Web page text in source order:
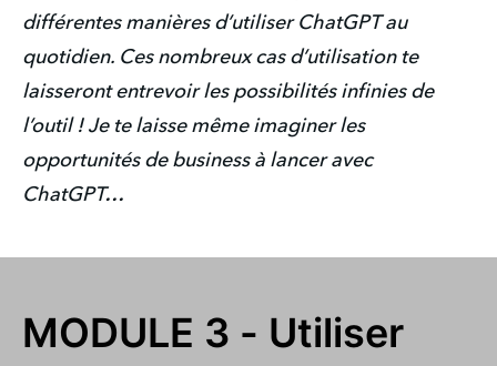
différentes manières d’utiliser ChatGPT au
quotidien. Ces nombreux cas d’utilisation te
laisseront entrevoir les possibilités infinies de
l’outil ! Je te laisse même imaginer les
opportunités de business à lancer avec
ChatGPT…
MODULE 3 - Utiliser